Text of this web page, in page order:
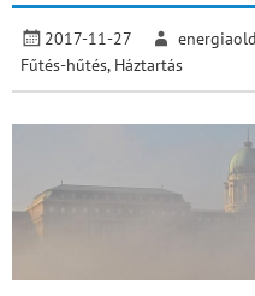
2017-11-27
Fűtés-hűtés, Háztartás